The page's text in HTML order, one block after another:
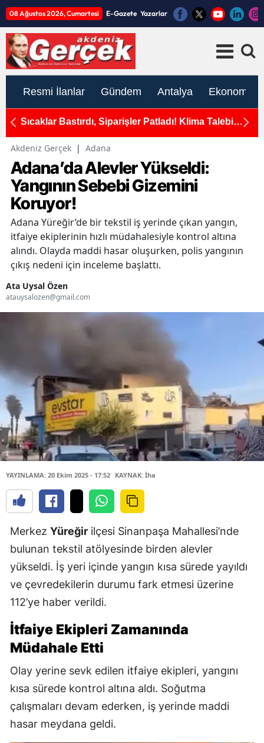
08 Ağustos 2026, Cumartesi E-Gazete Yazarlar
Resmi İlanlar Gündem Antalya Ekonomi
Sıcaklar Bastırdı, Siparişler Patladı! Klima Talebi
Akdeniz Gerçek | Adana
Adana’da Alevler Yükseldi:
Yangının Sebebi Gizemini
Koruyor!
Adana Yüreğir’de bir tekstil iş yerinde çıkan yangın,
itfaiye ekiplerinin hızlı müdahalesiyle kontrol altına
alındı. Olayda maddi hasar oluşurken, polis yangının
çıkış nedeni için inceleme başlattı.
Ata Uysal Özen
atauysalozen@gmail.com
YAYINLAMA: 20 Ekim 2025 - 17:52 KAYNAK: İha
Merkez Yüreğir ilçesi Sinanpaşa Mahallesi’nde
bulunan tekstil atölyesinde birden alevler
yükseldi. İş yeri içinde yangın kısa sürede yayıldı
ve çevredekilerin durumu fark etmesi üzerine
112’ye haber verildi.
İtfaiye Ekipleri Zamanında
Müdahale Etti
Olay yerine sevk edilen itfaiye ekipleri, yangını
kısa sürede kontrol altına aldı. Soğutma
çalışmaları devam ederken, iş yerinde maddi
hasar meydana geldi.